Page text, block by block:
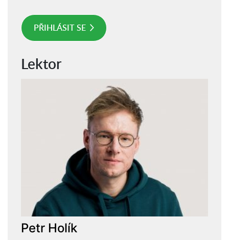
PŘIHLÁSIT SE
Lektor
Petr Holík